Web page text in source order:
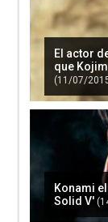
El actor
que
(11/07/
Konami
Solid V'